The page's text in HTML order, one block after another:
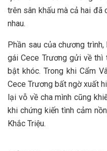
trên sân khấu mà cả hai đã
nhau.
Phần sau của chương
gái Cece Trương gửi về thì
bật khóc. Trong khi Cẩm
Cece Trương bất ngờ xuất
lại vỗ về cha mình cũng
khi chứng kiến tình cảm
Khắc Triệu.